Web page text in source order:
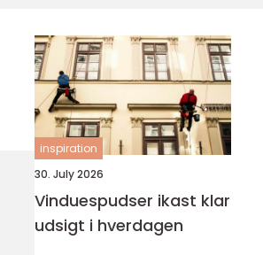
inspiration
30. July 2026
Vinduespudser ikast klar
udsigt i hverdagen